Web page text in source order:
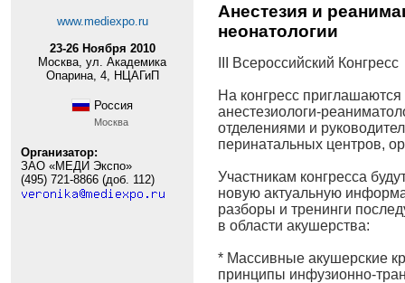
www.mediexpo.ru
23-26 Ноября 2010
Москва, ул. Академика
Опарина, 4, НЦАГиП
Россия
Москва
Организатор:
ЗАО «МЕДИ Экспо»
(495) 721-8866 (доб. 112)
Анестезия и
неонатологии
III Всероссийский Конгресс
На конгресс
анестезиологи-
отделениями и
перинатальных центров,
Участникам конгресса
новую актуальную
разборы и тренинги
в области акушерства:
* Массивные акушерские
принципы инфузионно-